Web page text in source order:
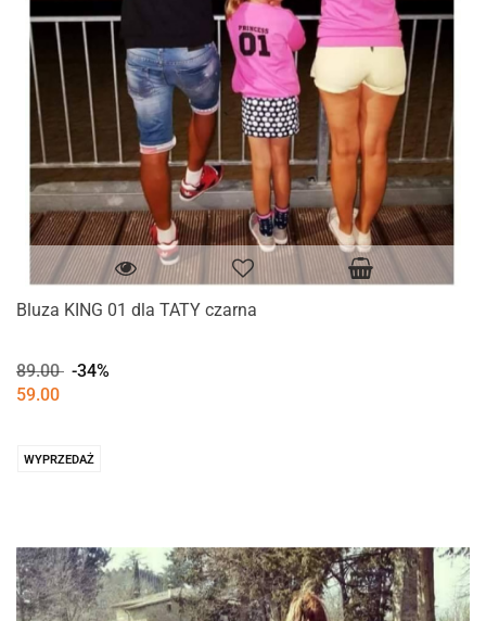
Bluza KING 01 dla TATY czarna
89.00 -34%
59.00
WYPRZEDAŻ